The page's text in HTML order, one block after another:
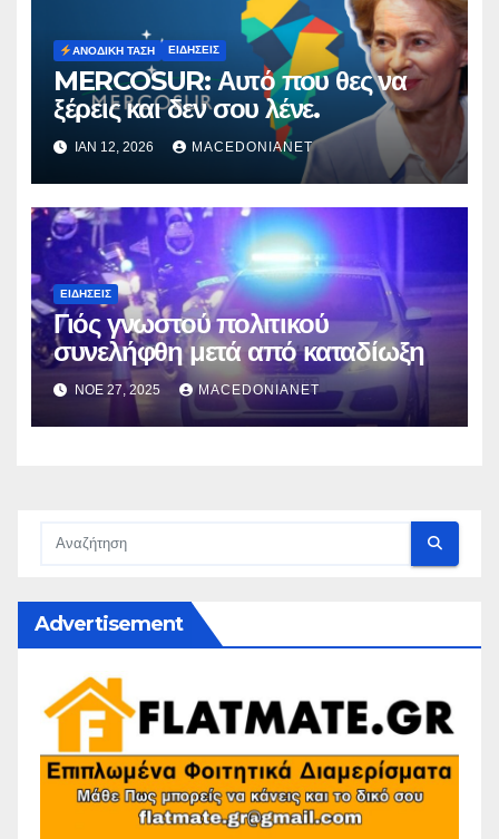
ΑΝΟΔΙΚΉ ΤΆΣΗ ΕΙΔΉΣΕΙΣ
MERCOSUR: Αυτό που θες να
ξέρεις και δεν σου λένε.
ΙΑΝ 12, 2026 MACEDONIANET
ΕΙΔΉΣΕΙΣ
Γιός γνωστού πολιτικού
συνελήφθη μετά από καταδίωξη
ΝΟΈ 27, 2025 MACEDONIANET
Advertisement